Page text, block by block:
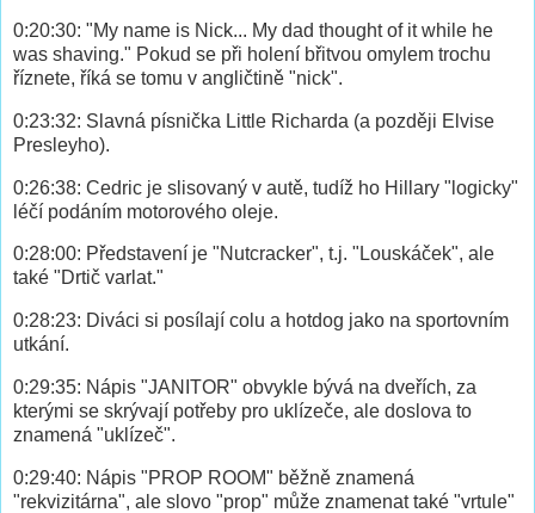
0:20:30: "My name is Nick... My dad thought of it while he
was shaving." Pokud se při holení břitvou omylem trochu
říznete, říká se tomu v angličtině "nick".
0:23:32: Slavná písnička Little Richarda (a později Elvise
Presleyho).
0:26:38: Cedric je slisovaný v autě, tudíž ho Hillary "logicky"
léčí podáním motorového oleje.
0:28:00: Představení je "Nutcracker", t.j. "Louskáček", ale
také "Drtič varlat."
0:28:23: Diváci si posílají colu a hotdog jako na sportovním
utkání.
0:29:35: Nápis "JANITOR" obvykle bývá na dveřích, za
kterými se skrývají potřeby pro uklízeče, ale doslova to
znamená "uklízeč".
0:29:40: Nápis "PROP ROOM" běžně znamená
"rekvizitárna", ale slovo "prop" může znamenat také "vrtule"